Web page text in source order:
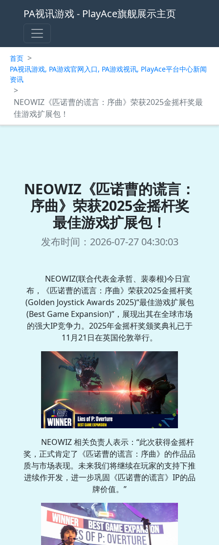
PA视讯游戏 - PlayAce旗舰展示主页
首页 >
PA视讯游戏, PA游戏官网入口, PA游戏视讯, PlayAce平台中心新闻
资讯
>
NEOWIZ《匹诺曹的谎言：序曲》荣获2025金摇杆奖最
佳游戏扩展包！
NEOWIZ《匹诺曹的谎言：
序曲》荣获2025金摇杆奖
最佳游戏扩展包！
发布时间：2026-07-27 04:30:03
NEOWIZ(联合代表金承哲、裴泰根)今日宣
布，《匹诺曹的谎言：序曲》荣获2025金摇杆奖
(Golden Joystick Awards 2025)“最佳游戏扩展包
(Best Game Expansion)”，展现出其在全球市场
的强大IP竞争力。2025年金摇杆奖颁奖典礼已于
11月21日在英国伦敦举行。
NEOWIZ 相关负责人表示：“此次获得金摇杆
奖，正式肯定了《匹诺曹的谎言：序曲》的作品品
质与市场表现。未来我们将继续在玩家的支持下推
进续作开发，进一步巩固《匹诺曹的谎言》IP的品
牌价值。”